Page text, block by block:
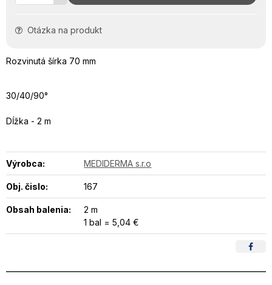
Otázka na produkt
Rozvinutá šírka 70 mm
30/40/90°
Dĺžka - 2 m
Výrobca: MEDIDERMA s.r.o
Obj. čislo: 167
Obsah balenia:
2 m
1 bal = 5,04 €